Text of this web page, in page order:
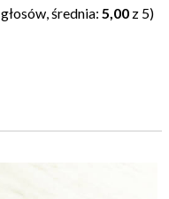
głosów, średnia: 5,00 z 5)